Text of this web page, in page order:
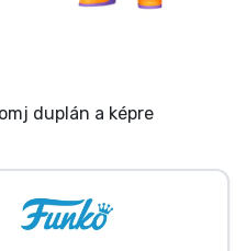
duplán a képre